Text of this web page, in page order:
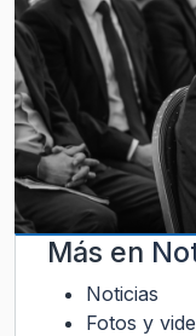
Más en
Noticias
Fotos y